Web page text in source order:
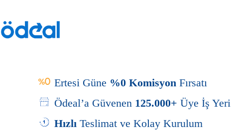
Ertesi Güne %0 Komisyon Fırsatı
Ödeal’a Güvenen 125.000+ Üye İş Yeri
Hızlı Teslimat ve Kolay Kurulum